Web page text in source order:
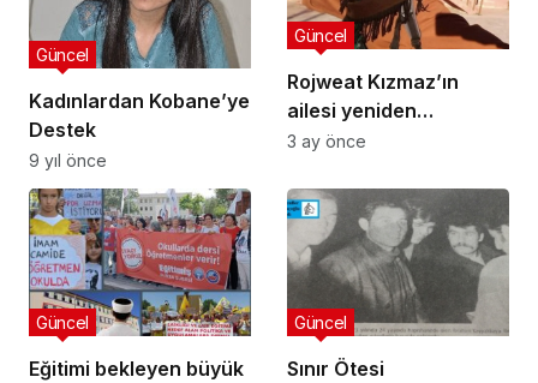
Kadınlardan Kobane’ye
Destek
Güncel
9 yıl önce
Rojweat Kızmaz’ın
ailesi yeniden
soruşturma için
Güncel
3 ay önce
Eğitimi bekleyen büyük
Güncel
Sınır Ötesi
Güncel